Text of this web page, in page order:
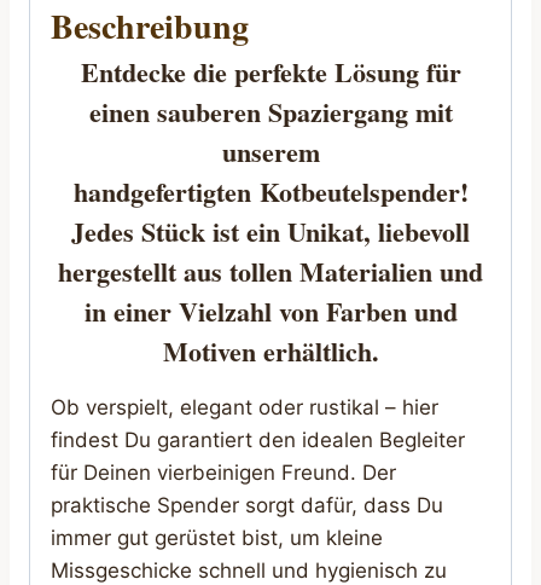
Beschreibung
Entdecke die perfekte Lösung für
einen sauberen Spaziergang mit
unserem
handgefertigten Kotbeutelspender!
Jedes Stück ist ein Unikat, liebevoll
hergestellt aus tollen Materialien und
in einer Vielzahl von Farben und
Motiven erhältlich.
Ob verspielt, elegant oder rustikal – hier
findest Du garantiert den idealen Begleiter
für Deinen vierbeinigen Freund. Der
praktische Spender sorgt dafür, dass Du
immer gut gerüstet bist, um kleine
Missgeschicke schnell und hygienisch zu